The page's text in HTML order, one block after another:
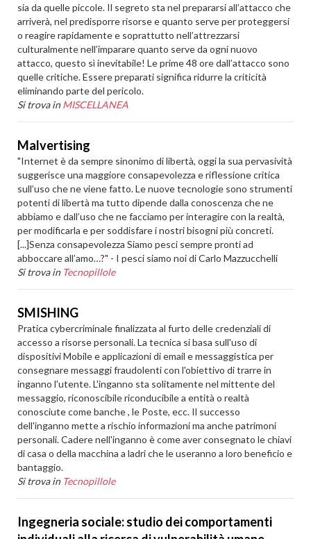
sia da quelle piccole. Il segreto sta nel prepararsi all’attacco che
arriverà, nel predisporre risorse e quanto serve per proteggersi
o reagire rapidamente e soprattutto nell’attrezzarsi
culturalmente nell’imparare quanto serve da ogni nuovo
attacco, questo sì inevitabile! Le prime 48 ore dall’attacco sono
quelle critiche. Essere preparati significa ridurre la criticità
eliminando parte del pericolo.
Si trova in MISCELLANEA
Malvertising
"Internet è da sempre sinonimo di libertà, oggi la sua pervasività
suggerisce una maggiore consapevolezza e riflessione critica
sull’uso che ne viene fatto. Le nuove tecnologie sono strumenti
potenti di libertà ma tutto dipende dalla conoscenza che ne
abbiamo e dall’uso che ne facciamo per interagire con la realtà,
per modificarla e per soddisfare i nostri bisogni più concreti.
[...]Senza consapevolezza Siamo pesci sempre pronti ad
abboccare all’amo…?" - I pesci siamo noi di Carlo Mazzucchelli
Si trova in Tecnopillole
SMISHING
Pratica cybercriminale finalizzata al furto delle credenziali di
accesso a risorse personali. La tecnica si basa sull'uso di
dispositivi Mobile e applicazioni di email e messaggistica per
consegnare messaggi fraudolenti con l'obiettivo di trarre in
inganno l'utente. L'inganno sta solitamente nel mittente del
messaggio, riconoscibile riconducibile a entità o realtà
conosciute come banche , le Poste, ecc. Il successo
dell'inganno mette a rischio informazioni ma anche patrimoni
personali. Cadere nell'inganno è come aver consegnato le chiavi
di casa o della macchina a ladri che le useranno a loro beneficio e
bantaggio.
Si trova in Tecnopillole
Ingegneria sociale: studio dei comportamenti